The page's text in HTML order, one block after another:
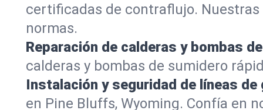
certificadas de contraflujo.
normas.
Reparación de calderas y bombas
calderas y bombas de sumidero
Instalación y seguridad de líneas de
en Pine Bluffs, Wyoming. Confía en